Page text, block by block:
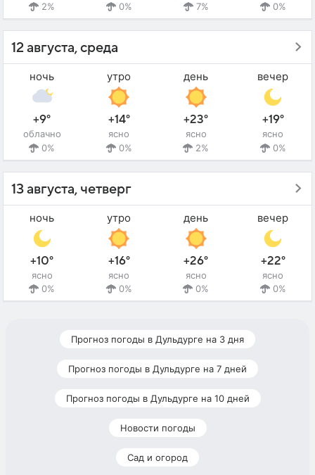
2%
0%
7%
0%
12 августа, среда
ночь
+9°
облачно
0%
утро
+14°
ясно
0%
день
+23°
ясно
2%
вечер
+19°
ясно
0%
13 августа, четверг
ночь
+10°
ясно
0%
утро
+16°
ясно
0%
день
+26°
ясно
0%
вечер
+22°
ясно
0%
Прогноз погоды в Дульдурге на 3 дня
Прогноз погоды в Дульдурге на 7 дней
Прогноз погоды в Дульдурге на 10 дней
Новости погоды
Сад и огород